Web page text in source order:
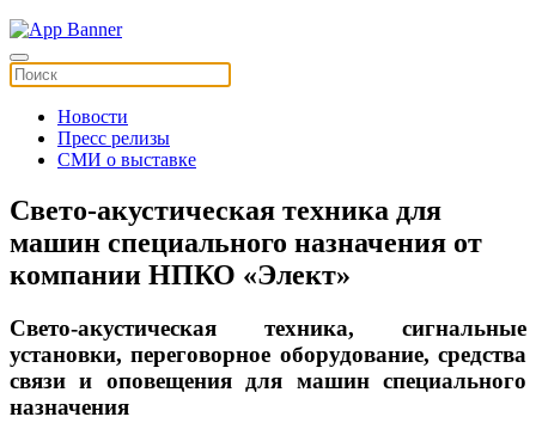
Новости
Пресс релизы
СМИ о выставке
Свето-акустическая техника для
машин специального назначения от
компании НПКО «Элект»
Свето-акустическая техника, сигнальные
установки, переговорное оборудование, средства
связи и оповещения для машин специального
назначения